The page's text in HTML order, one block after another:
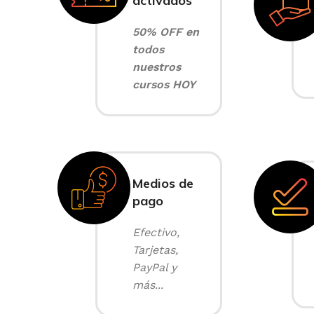
50% OFF en
todos
nuestros
cursos HOY
Medios de
pago
Efectivo,
Tarjetas,
PayPal y
más...